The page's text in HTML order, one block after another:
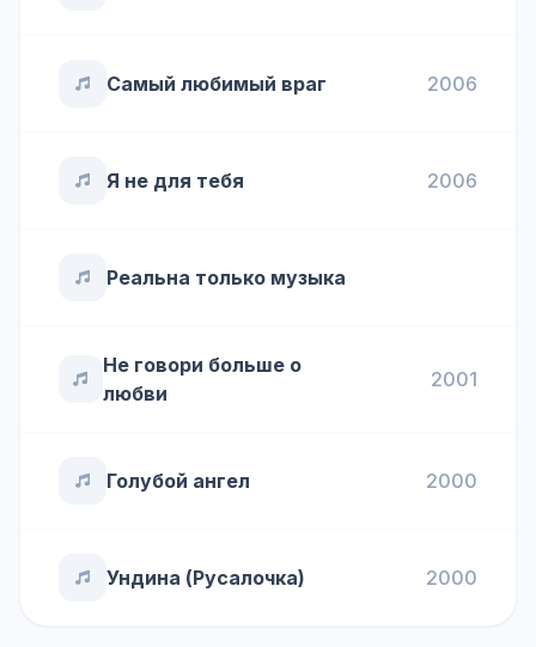
Самый любимый враг 2006
Я не для тебя 2006
Реальна только музыка
Не говори больше о
любви
2001
Голубой ангел 2000
Ундина (Русалочка) 2000